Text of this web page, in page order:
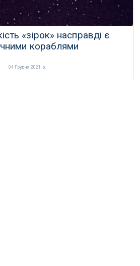
«зірок» насправді є
кораблями
04 Грудня 2021 р.